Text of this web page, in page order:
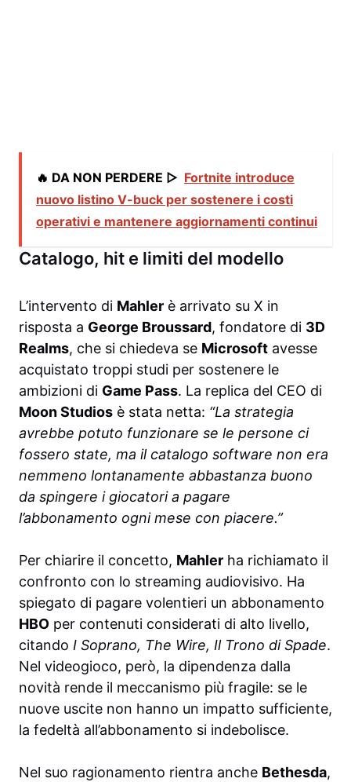
🔥 DA NON PERDERE ▷ Fortnite introduce
nuovo listino V-buck per sostenere i costi
operativi e mantenere aggiornamenti continui
Catalogo, hit e limiti del modello
L’intervento di Mahler è arrivato su X in
risposta a George Broussard, fondatore di 3D
Realms, che si chiedeva se Microsoft avesse
acquistato troppi studi per sostenere le
ambizioni di Game Pass. La replica del CEO di
Moon Studios è stata netta: “La strategia
avrebbe potuto funzionare se le persone ci
fossero state, ma il catalogo software non era
nemmeno lontanamente abbastanza buono
da spingere i giocatori a pagare
l’abbonamento ogni mese con piacere.”
Per chiarire il concetto, Mahler ha richiamato il
confronto con lo streaming audiovisivo. Ha
spiegato di pagare volentieri un abbonamento
HBO per contenuti considerati di alto livello,
citando I Soprano, The Wire, Il Trono di Spade.
Nel videogioco, però, la dipendenza dalla
novità rende il meccanismo più fragile: se le
nuove uscite non hanno un impatto sufficiente,
la fedeltà all’abbonamento si indebolisce.
Nel suo ragionamento rientra anche Bethesda,